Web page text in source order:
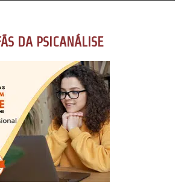
DA PSICANÁLISE